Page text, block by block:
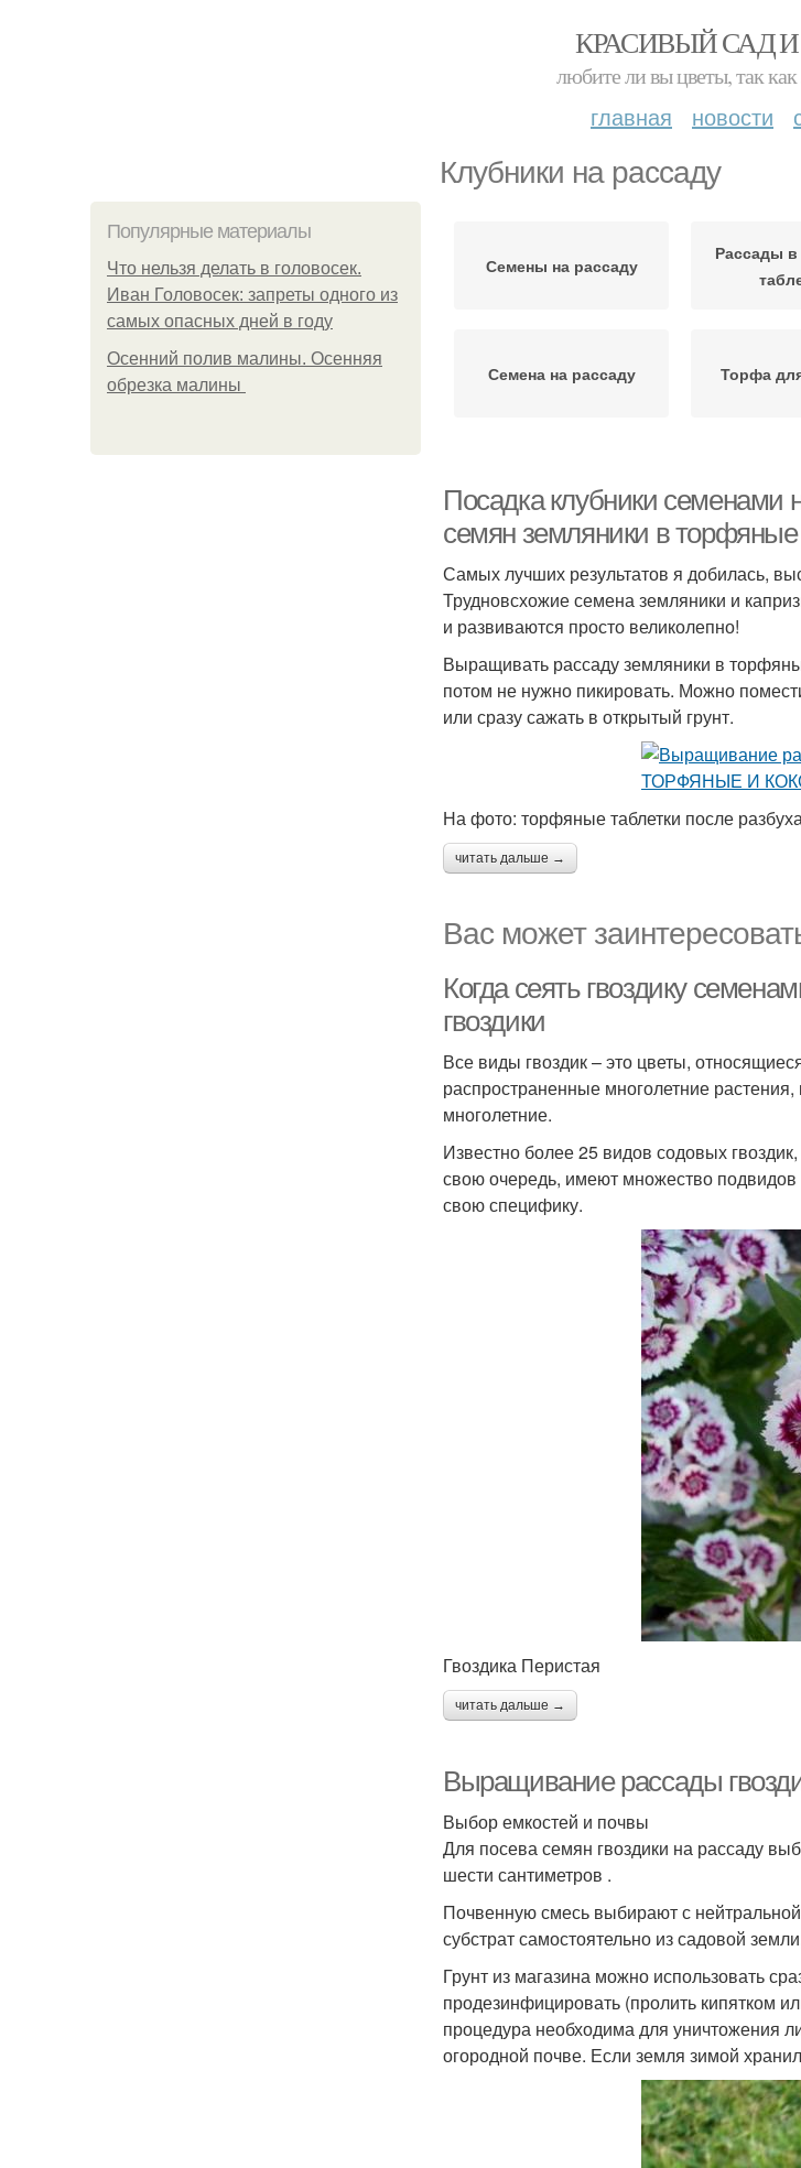
КРАСИВЫЙ САД
любите ли вы цветы, так
главная новости
Клубники на рассаду
Популярные материалы
Что нельзя делать в головосек.
Иван Головосек: запреты одного из
самых опасных дней в году
Осенний полив малины. Осенняя
обрезка малины
Семены на рассаду
Рассады
Семена на рассаду Торфа
Посадка клубники семенами
семян земляники в торфяные
Самых лучших результатов я добилась,
Трудновсхожие семена земляники и
и развиваются просто великолепно!
Выращивать рассаду земляники в
потом не нужно пикировать. Можно
или сразу сажать в открытый грунт.
На фото: торфяные таблетки после
читать дальше →
Вас может
Когда сеять гвоздику
гвоздики
Все виды гвоздик – это цветы,
распространенные многолетние
многолетние.
Известно более 25 видов содовых
свою очередь, имеют множество подвидов
свою специфику.
Гвоздика Перистая
читать дальше →
Выращивание рассады
Выбор емкостей и почвы
Для посева семян гвоздики на рассаду
шести сантиметров .
Почвенную смесь выбирают с
субстрат самостоятельно из садовой
Грунт из магазина можно использовать
продезинфицировать (пролить кипятком
процедура необходима для уничтожения
огородной почве. Если земля зимой